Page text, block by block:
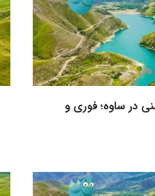
در ساوه؛ فوری و